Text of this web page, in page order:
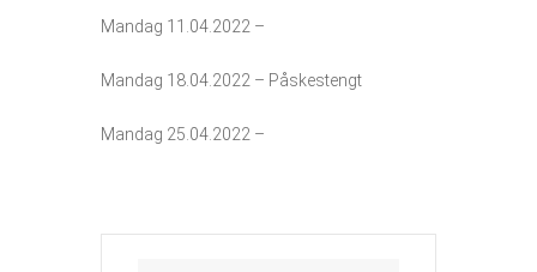
Mandag 11.04.2022 –
Mandag 18.04.2022 – Påskestengt
Mandag 25.04.2022 –